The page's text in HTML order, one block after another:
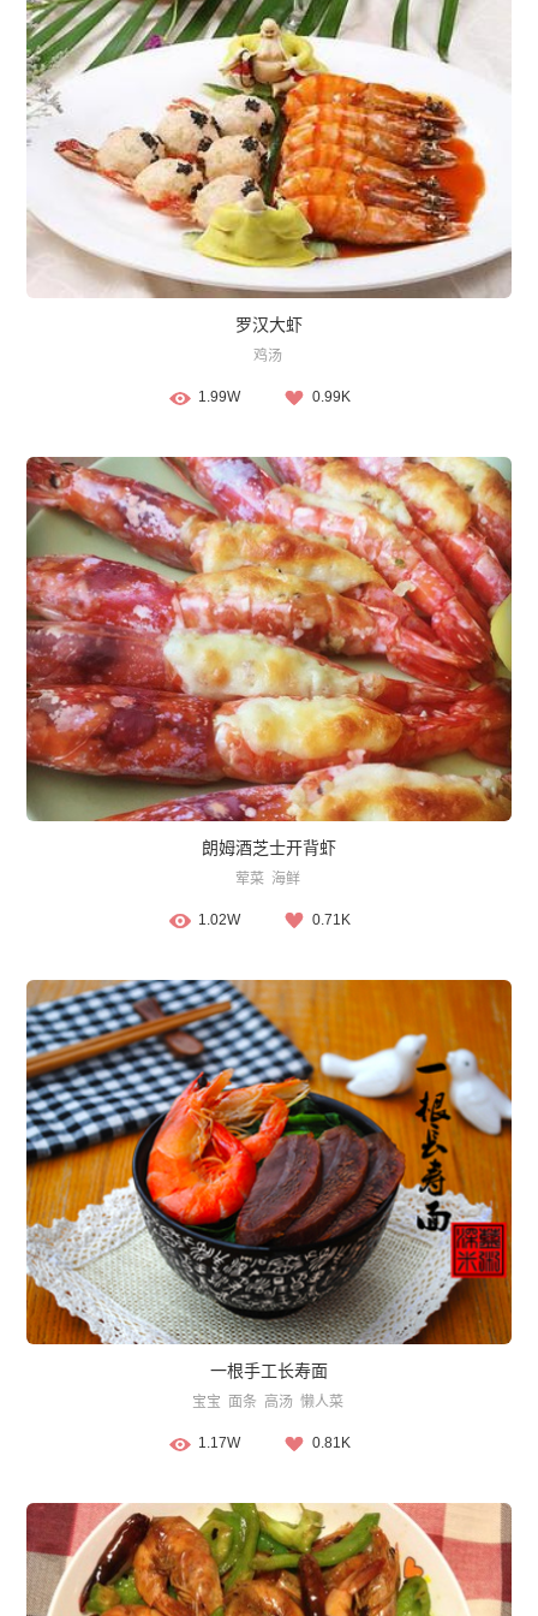
罗汉大虾
鸡汤
1.99W 0.99K
朗姆酒芝士开背虾
荤菜 海鲜
1.02W 0.71K
一根手工长寿面
宝宝 面条 高汤 懒人菜
1.17W 0.81K